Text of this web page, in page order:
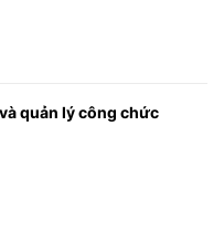
quản lý công chức